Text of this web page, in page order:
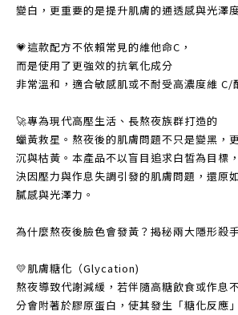
變白，更重要的是提升肌膚的通透感與光澤
💗這款配方不依賴常見的維他命C，
而是使用了更強效的抗氧化成分
非常溫和，適合敏感肌或不耐受高濃度維 C/
🚀專為現代高壓生活、長熬夜族群打造的
蠟黃救星。熬夜後的肌膚問題不只是變黑，
沉與枯黃。本產品不以盲目追求白皙為目標
決因壓力與作息失調引發的肌膚問題，還原
膩感與光澤力。
為什麼熬夜後臉色會發黃？揭秘兩大隱形殺
💛肌膚糖化（Glycation)
熬夜導致代謝減緩，若伴隨高糖飲食或作息
分會附著於膠原蛋白，使其發生「糖化反應